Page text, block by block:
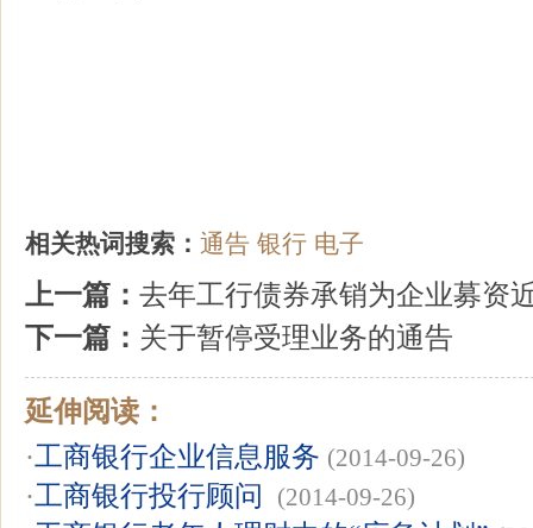
相关热词搜索： 通告 银行 电子
上一篇： 去年工行债券承销为企业募资
下一篇： 关于暂停受理业务的通告
延伸阅读：
·工商银行企业信息服务 (2014-09-26)
·工商银行投行顾问 (2014-09-26)